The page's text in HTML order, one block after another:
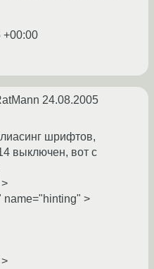
+00:00
24.08.2005
шрифтов,
выключен, вот с
name="hinting" >